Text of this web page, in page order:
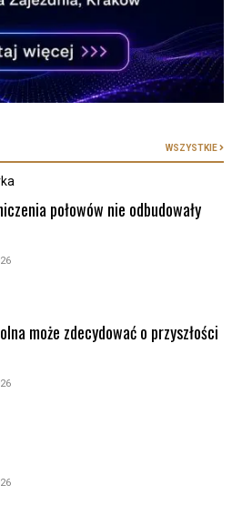
WSZYSTKIE
połowów nie odbudowały
może zdecydować o przyszłości